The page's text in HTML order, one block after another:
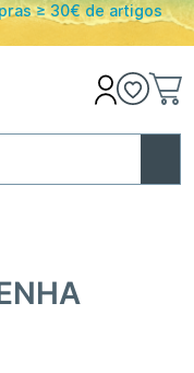
PORTES